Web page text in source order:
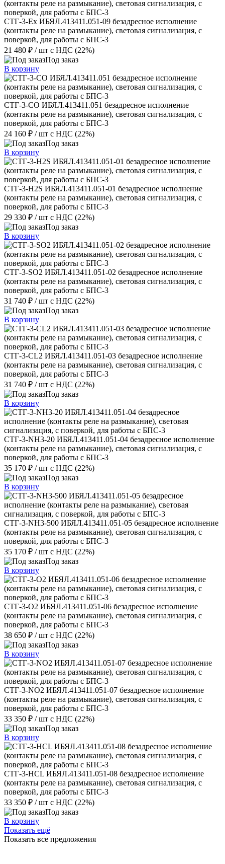
СТГ-3-Ex ИБЯЛ.413411.051-09 безадресное исполнение
(контакты реле на размыкание), световая сигнализация, с
поверкой, для работы с БПС-3
21 480 ₽ / шт с НДС (22%)
Под заказ
В корзину
СТГ-3-СО ИБЯЛ.413411.051 безадресное исполнение
(контакты реле на размыкание), световая сигнализация, с
поверкой, для работы с БПС-3
24 160 ₽ / шт с НДС (22%)
Под заказ
В корзину
СТГ-3-H2S ИБЯЛ.413411.051-01 безадресное исполнение
(контакты реле на размыкание), световая сигнализация, с
поверкой, для работы с БПС-3
29 330 ₽ / шт с НДС (22%)
Под заказ
В корзину
СТГ-3-SО2 ИБЯЛ.413411.051-02 безадресное исполнение
(контакты реле на размыкание), световая сигнализация, с
поверкой, для работы с БПС-3
31 740 ₽ / шт с НДС (22%)
Под заказ
В корзину
СТГ-3-СL2 ИБЯЛ.413411.051-03 безадресное исполнение
(контакты реле на размыкание), световая сигнализация, с
поверкой, для работы с БПС-3
31 740 ₽ / шт с НДС (22%)
Под заказ
В корзину
СТГ-3-NH3-20 ИБЯЛ.413411.051-04 безадресное исполнение
(контакты реле на размыкание), световая сигнализация, с
поверкой, для работы с БПС-3
35 170 ₽ / шт с НДС (22%)
Под заказ
В корзину
СТГ-3-NH3-500 ИБЯЛ.413411.051-05 безадресное исполнение
(контакты реле на размыкание), световая сигнализация, с
поверкой, для работы с БПС-3
35 170 ₽ / шт с НДС (22%)
Под заказ
В корзину
СТГ-3-О2 ИБЯЛ.413411.051-06 безадресное исполнение
(контакты реле на размыкание), световая сигнализация, с
поверкой, для работы с БПС-3
38 650 ₽ / шт с НДС (22%)
Под заказ
В корзину
СТГ-3-NО2 ИБЯЛ.413411.051-07 безадресное исполнение
(контакты реле на размыкание), световая сигнализация, с
поверкой, для работы с БПС-3
33 350 ₽ / шт с НДС (22%)
Под заказ
В корзину
СТГ-3-HСL ИБЯЛ.413411.051-08 безадресное исполнение
(контакты реле на размыкание), световая сигнализация, с
поверкой, для работы с БПС-3
33 350 ₽ / шт с НДС (22%)
Под заказ
В корзину
Показать ещё
Показать все предложения